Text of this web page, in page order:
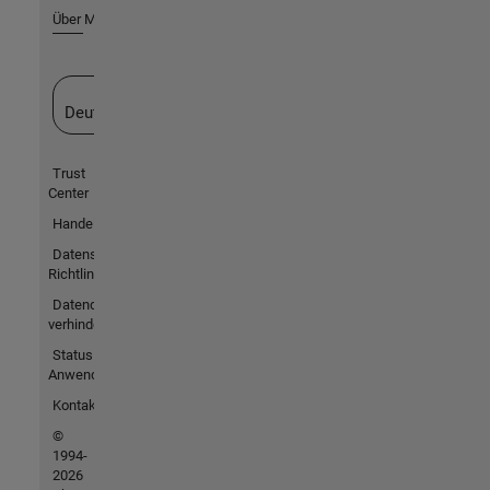
Über MathWorks
Deutschland
Trust
Center
Handelsmarken
Datenschutz-
Richtlinien
Datendiebstahl
verhindern
Status von
Anwendungen
Kontakt
©
1994-
2026